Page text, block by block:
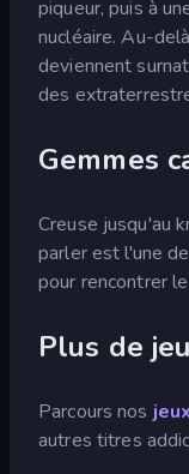
piqueur, puis à
nucléaire. Au-
deviennent
des
Gemmes
Creuse jusqu'au
parler est l'une
pour rencontrer
Plus de
Parcours nos
autres titres